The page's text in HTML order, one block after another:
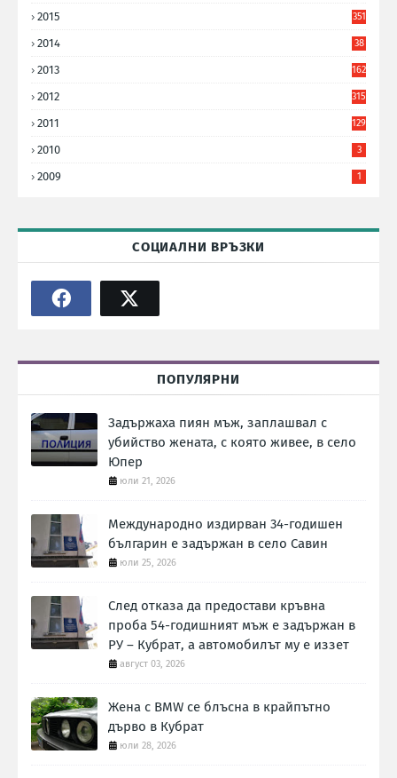
2015 351
2014
38
2013 162
2012 315
2011 129
2010 3
2009 1
СОЦИАЛНИ ВРЪЗКИ
ПОПУЛЯРНИ
Задържаха пиян мъж, заплашвал с
убийство жената, с която живее, в село
Юпер
юли 21, 2026
Международно издирван 34-годишен
българин е задържан в село Савин
юли 25, 2026
След отказа да предостави кръвна
проба 54-годишният мъж е задържан в
РУ – Кубрат, а автомобилът му е иззет
август 03, 2026
Жена с BMW се блъсна в крайпътно
дърво в Кубрат
юли 28, 2026